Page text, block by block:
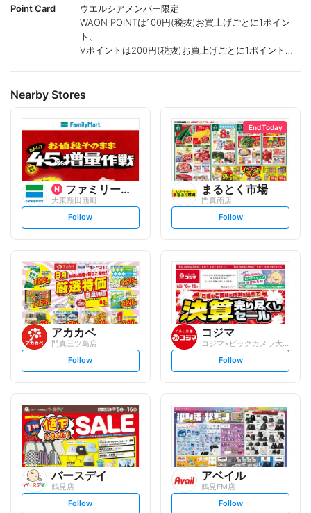
Point Card
ウエルシアメンバー限定
WAON POINTは100円(税抜)お買上げごとに1ポイン
ト、
Vポイントは200円(税抜)お買上げごとに1ポイント進
Nearby Stores
ファミリーマート
大東新田西町
s
t
l
o
w
Follow
End Today
まるとく市場
門真南店
s
t
l
o
w
Follow
アカカベ
門真三ツ島店
s
t
l
o
w
Follow
コジマ
s
t
l
o
w
Follow
バースデイ
鶴見店
s
Follow
アベイル
鶴見FM店
s
Follow